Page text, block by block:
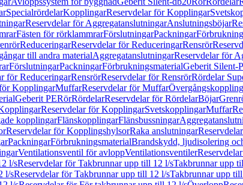
SpecialrördelarKopplingarReservdelar för Kopplingar
Reservdelar för AggregatanslutningarAnslutningsböjar
Fästen för rörklammrarFörslutningarPackningar
ReduceringarReservdelar för ReduceringarRensrör
till andra materialAggregatanslutningarReservdelar för
FörslutningarPackningarFörbrukningsmaterialGeberit Silent-
för ReduceringarRensrörReservdelar för RensrörRördelar
KopplingarMuffarReservdelar för MuffarÖvergångskoppling
Geberit PERörRördelarReservdelar för RördelarBöjar
Reservdelar för KopplingarSvetskopplingarMuffar
kopplingarFlänskopplingarFlänsbussningar
Reservdelar för KopplingshylsorRaka anslutningar
PackningarFörbrukningsmaterialBrandskydd, ljudisolering
Ventilationsventil för avloppVentilationsventiler
l/sReservdelar för Takbrunnar upp till 12 l/sTakbrunnar upp
l/sReservdelar för Takbrunnar upp till 12 l/sTakbrunnar upp